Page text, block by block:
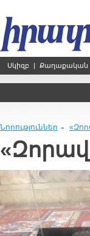
Սկիզբ | Քաղաքական
Նորություններ »